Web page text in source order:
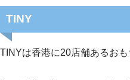
TINY
TINYは香港に20店舗あるおも